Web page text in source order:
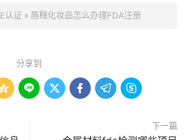
认证 » 唇釉化妆品怎么办理FDA注册
分享到
    
下一篇